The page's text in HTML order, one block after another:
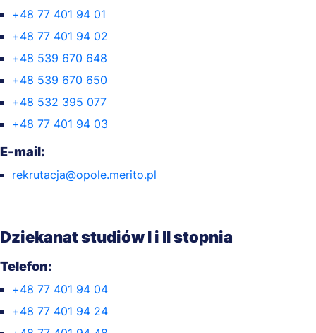
+48 77 401 94 01
+48 77 401 94 02
+48 539 670 648
+48 539 670 650
+48 532 395 077
+48 77 401 94 03
E-mail:
rekrutacja@opole.merito.pl
Dziekanat studiów I i II stopnia
Telefon:
+48 77 401 94 04
+48 77 401 94 24